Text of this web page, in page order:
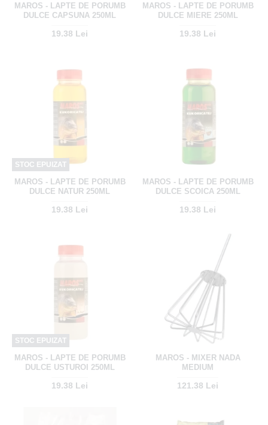
MAROS - LAPTE DE PORUMB
DULCE CAPSUNA 250ML
19.38 Lei
MAROS - LAPTE DE PORUMB
DULCE MIERE 250ML
19.38 Lei
STOC EPUIZAT
MAROS - LAPTE DE PORUMB
DULCE NATUR 250ML
19.38 Lei
MAROS - LAPTE DE PORUMB
DULCE SCOICA 250ML
19.38 Lei
STOC EPUIZAT
MAROS - LAPTE DE PORUMB
DULCE USTUROI 250ML
19.38 Lei
MAROS - MIXER NADA
MEDIUM
121.38 Lei